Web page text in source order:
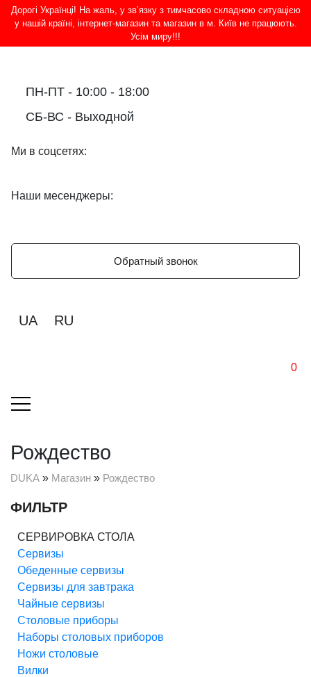
Дорогі Українці! На жаль, у зв’язку з тимчасово складною ситуацією
у нашій країні, інтернет-магазин та магазин в м. Київ не працюють.
Усім миру!!!
ПН-ПТ - 10:00 - 18:00
СБ-ВС - Выходной
Ми в соцсетях:
Наши месенджеры:
Обратный звонок
UA RU
0
Рождество
DUKA » Магазин » Рождество
ФИЛЬТР
СЕРВИРОВКА СТОЛА
Cервизы
Обеденные сервизы
Сервизы для завтрака
Чайные сервизы
Столовые приборы
Наборы столовых приборов
Ножи столовые
Вилки